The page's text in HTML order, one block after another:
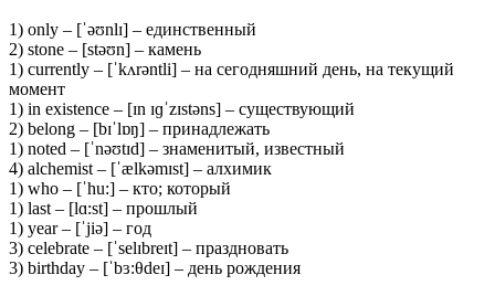
1) only – [ˈəʊnlɪ] – единственный
2) stone – [stəʊn] – камень
1) currently – [ˈkʌrəntli] – на сегодняшний день, на текущий
момент
1) in existence – [ɪn ɪɡˈzɪstəns] – существующий
2) belong – [bɪˈlɒŋ] – принадлежать
1) noted – [ˈnəʊtɪd] – знаменитый, известный
4) alchemist – [ˈælkəmɪst] – алхимик
1) who – [ˈhu:] – кто; который
1) last – [lɑ:st] – прошлый
1) year – [ˈjiə] – год
3) celebrate – [ˈselɪbreɪt] – праздновать
3) birthday – [ˈbɜ:θdeɪ] – день рождения